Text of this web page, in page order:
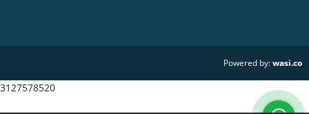
Powered by:wasi.co
3127578520